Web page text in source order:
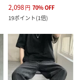
2,098円 70%OFF
19ポイント(1倍)